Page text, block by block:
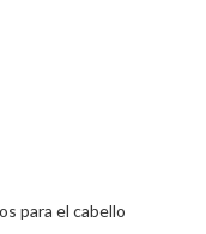
para el cabello